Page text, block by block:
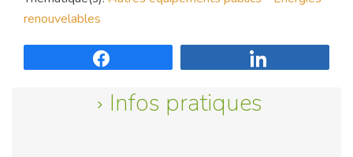
renouvelables
Infos pratiques